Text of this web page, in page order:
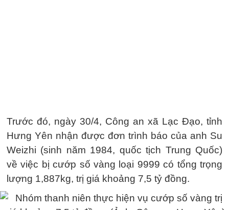
Trước đó, ngày 30/4, Công an xã Lạc Đạo, tỉnh
Hưng Yên nhận được đơn trình báo của anh Su
Weizhi (sinh năm 1984, quốc tịch Trung Quốc)
về việc bị cướp số vàng loại 9999 có tổng trọng
lượng 1,887kg, trị giá khoảng 7,5 tỷ đồng.